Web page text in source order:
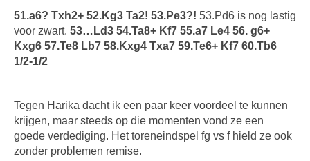
51.a6? Txh2+ 52.Kg3 Ta2! 53.Pe3?! 53.Pd6 is nog lastig
voor zwart. 53…Ld3 54.Ta8+ Kf7 55.a7 Le4 56. g6+
Kxg6 57.Te8 Lb7 58.Kxg4 Txa7 59.Te6+ Kf7 60.Tb6
1/2-1/2
Tegen Harika dacht ik een paar keer voordeel te kunnen
krijgen, maar steeds op die momenten vond ze een
goede verdediging. Het toreneindspel fg vs f hield ze ook
zonder problemen remise.